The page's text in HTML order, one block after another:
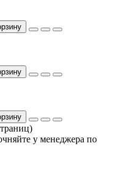
у менеджера по